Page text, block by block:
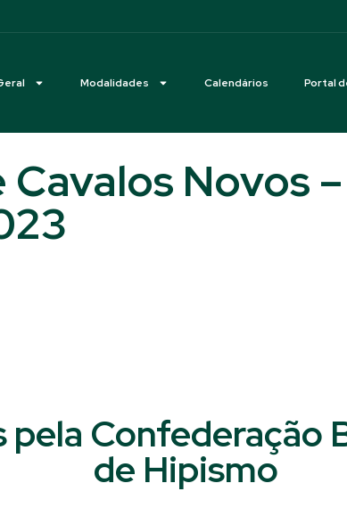
Modalidades Calendários Portal
Novos
Confederação
de Hipismo